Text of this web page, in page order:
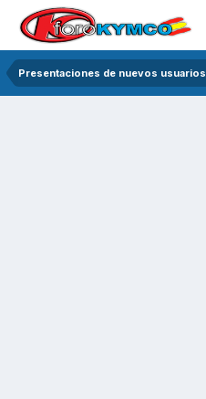
Presentaciones de nuevos usuarios